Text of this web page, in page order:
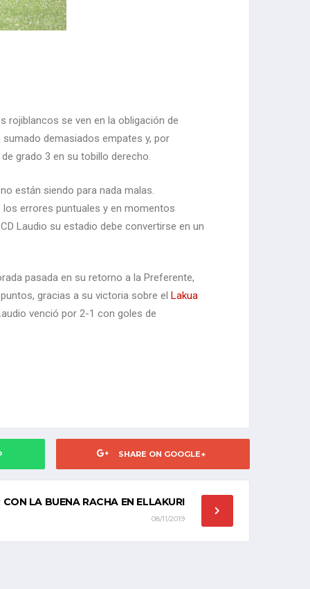
rojiblancos se ven en la obligación de
demasiados empates y, por
grado 3 en su tobillo derecho.
están siendo para nada malas.
errores puntuales y en momentos
Laudio su estadio debe convertirse en un
pasada en su retorno a la Preferente,
gracias a su victoria sobre el Lakua
venció por 2-1 con goles de
SHARE ON GOOGLE+
CON LA BUENA RACHA EN ELLAKURI
08/11/2019